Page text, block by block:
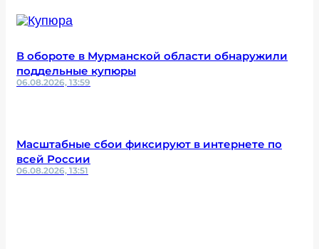
В обороте в Мурманской области обнаружили
поддельные купюры
06.08.2026, 13:59
Масштабные сбои фиксируют в интернете по
всей России
06.08.2026, 13:51